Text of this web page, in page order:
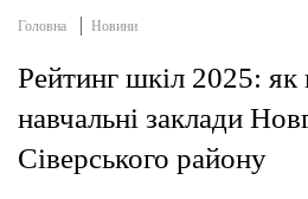
Головна Новини
Рейтинг шкіл 2025: як
навчальні заклади
Сіверського району